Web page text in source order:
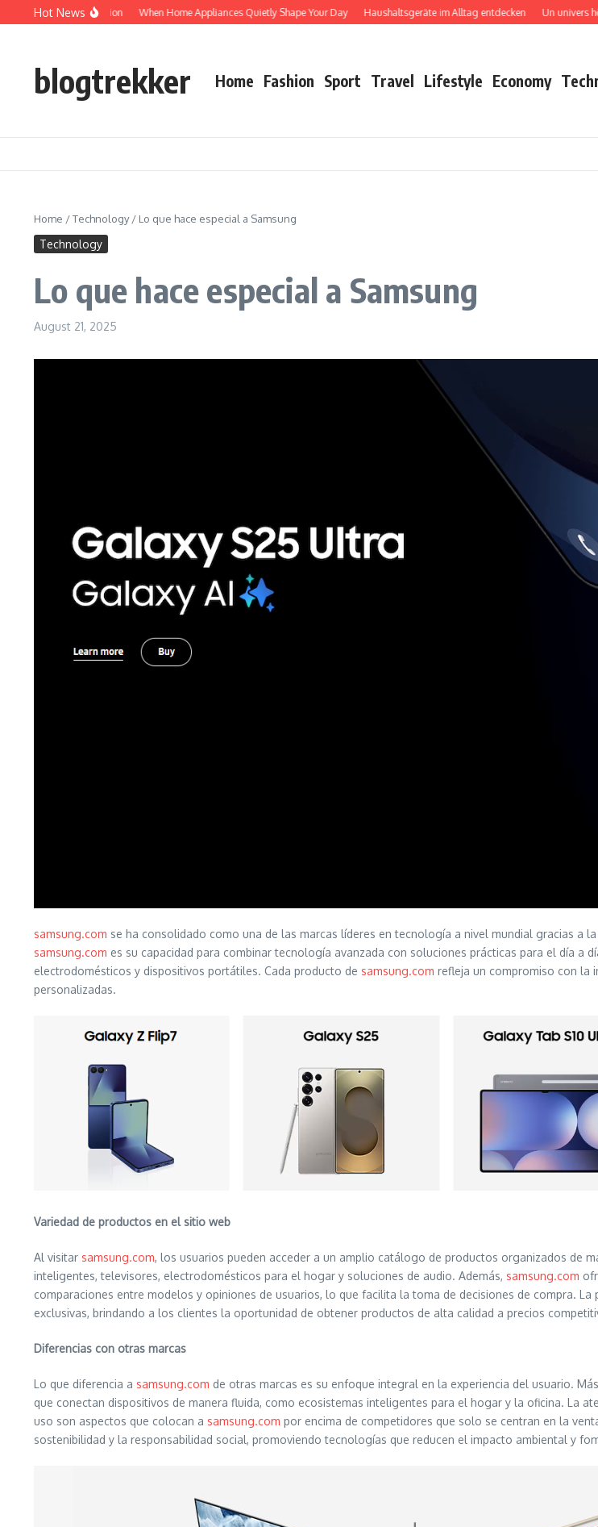
Skip to content
Hot News
Protected: Verification When Home Appliances Quietly Shape Your Day Haushaltsgeräte im Alltag entdecken Un univers
blogtrekker Home Fashion Sport Travel Lifestyle Economy
Home /Technology/ Lo que hace especial a Samsung
Technology
Lo que hace especial a Samsung
August 21, 2025
samsung.com se ha consolidado como una de las marcas líderes en tecnología a nivel mundial gracias a
samsung.com es su capacidad para combinar tecnología avanzada con soluciones prácticas para el día
electrodomésticos y dispositivos portátiles. Cada producto de samsung.com refleja un compromiso con la
personalizadas.
Variedad de productos en el sitio web
Al visitar samsung.com, los usuarios pueden acceder a un amplio catálogo de productos organizados de
inteligentes, televisores, electrodomésticos para el hogar y soluciones de audio. Además, samsung.com
comparaciones entre modelos y opiniones de usuarios, lo que facilita la toma de decisiones de compra.
exclusivas, brindando a los clientes la oportunidad de obtener productos de alta calidad a precios
Diferencias con otras marcas
Lo que diferencia a samsung.com de otras marcas es su enfoque integral en la experiencia del usuario.
que conectan dispositivos de manera fluida, como ecosistemas inteligentes para el hogar y la oficina. La
uso son aspectos que colocan a samsung.com por encima de competidores que solo se centran en la
sostenibilidad y la responsabilidad social, promoviendo tecnologías que reducen el impacto ambiental y